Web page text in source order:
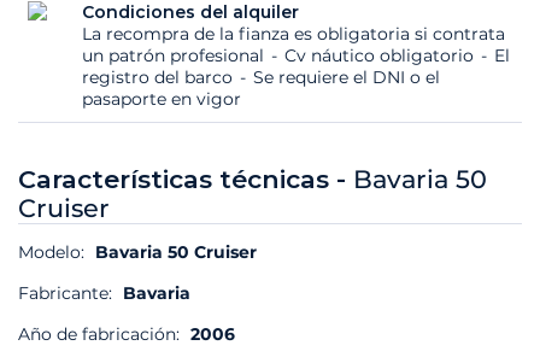
Condiciones del alquiler
La recompra de la fianza es obligatoria si contrata
un patrón profesional
Cv náutico obligatorio
El
registro del barco
Se requiere el DNI o el
pasaporte en vigor
Características técnicas - Bavaria 50
Cruiser
Modelo: Bavaria 50 Cruiser
Fabricante: Bavaria
Año de fabricación: 2006